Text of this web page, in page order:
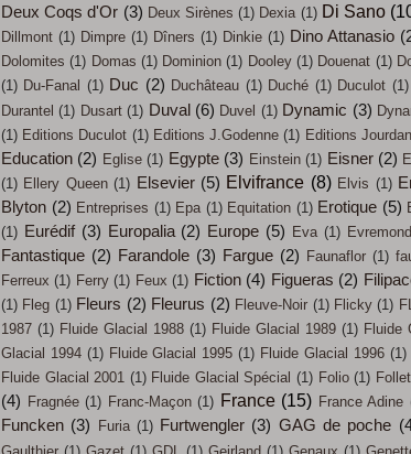
Deux Coqs d'Or (3) Deux Sirènes (1) Dexia (1) Di Sano
Dillmont (1) Dimpre (1) Dîners (1) Dinkie (1) Dino Attanasio
Dolomites (1) Domas (1) Dominion (1) Dooley (1) Douenat (1)
(1) Du-Fanal (1) Duc (2) Duchâteau (1) Duché (1) Duculot (1)
Durantel (1) Dusart (1) Duval (6) Duvel (1) Dynamic (3)
(1) Editions Duculot (1) Editions J.Godenne (1) Editions Jourdan
Education (2) Eglise (1) Egypte (3) Einstein (1) Eisner (2)
(1) Ellery Queen (1) Elsevier (5) Elvifrance (8) Elvis (1)
Blyton (2) Entreprises (1) Epa (1) Equitation (1) Erotique (5)
(1) Eurédif (3) Europalia (2) Europe (5) Eva (1) Evremond
Fantastique (2) Farandole (3) Fargue (2) Faunaflor (1)
Ferreux (1) Ferry (1) Feux (1) Fiction (4) Figueras (2)
(1) Fleg (1) Fleurs (2) Fleurus (2) Fleuve-Noir (1) Flicky (1)
1987 (1) Fluide Glacial 1988 (1) Fluide Glacial 1989 (1) Fluide
Glacial 1994 (1) Fluide Glacial 1995 (1) Fluide Glacial 1996 (1)
Fluide Glacial 2001 (1) Fluide Glacial Spécial (1) Folio (1) Follet
(4) Fragnée (1) Franc-Maçon (1) France (15) France Adine
Funcken (3) Furia (1) Furtwengler (3) GAG de poche